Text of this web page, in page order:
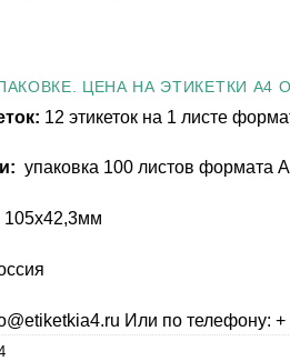
ЦЕНА НА ЭТИКЕТКИ А4
12 этикеток на 1 листе
упаковка 100 листов формата
105х42,3мм
Или по телефону: